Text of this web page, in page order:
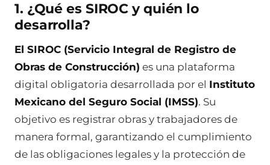
1. ¿Qué es SIROC y quién lo
desarrolla?
El SIROC (Servicio Integral de Registro de
Obras de Construcción) es una plataforma
digital obligatoria desarrollada por el Instituto
Mexicano del Seguro Social (IMSS). Su
objetivo es registrar obras y trabajadores de
manera formal, garantizando el cumplimiento
de las obligaciones legales y la protección de